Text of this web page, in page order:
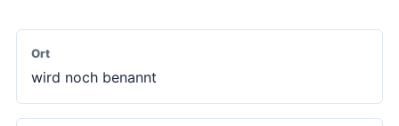
Ort
wird noch benannt